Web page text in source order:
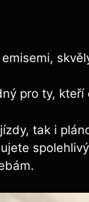
pro ty,
tak i